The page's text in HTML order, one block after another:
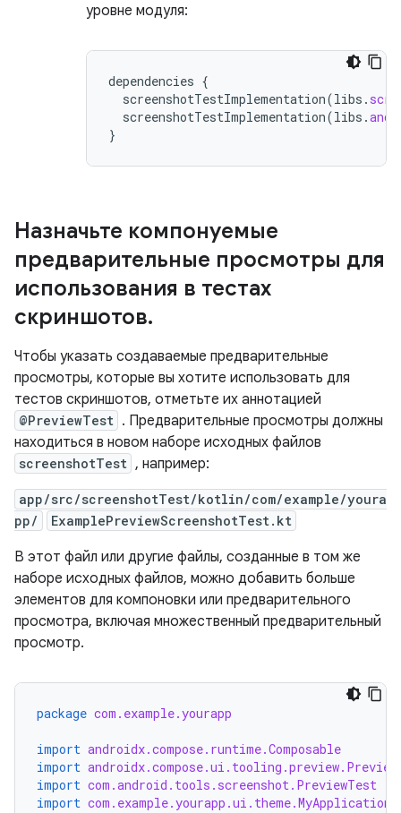
уровне модуля:
dependencies {
screenshotTestImplementation(libs .
screenshotTestImplementation(libs .
}
Назначьте компонуемые
предварительные просмотры для
использования в тестах
скриншотов.
Чтобы указать создаваемые предварительные
просмотры, которые вы хотите использовать для
тестов скриншотов, отметьте их аннотацией
@PreviewTest . Предварительные просмотры должны
находиться в новом наборе исходных файлов
screenshotTest , например:
app/src/screenshotTest/kotlin/com/example/youra
pp/
ExamplePreviewScreenshotTest.kt
В этот файл или другие файлы, созданные в том же
наборе исходных файлов, можно добавить больше
элементов для компоновки или предварительного
просмотра, включая множественный предварительный
просмотр.
package com.example.yourapp
import androidx.compose.runtime.Composable
import androidx.compose.ui.tooling.preview.Preview
import com.android.tools.screenshot.PreviewTest
import